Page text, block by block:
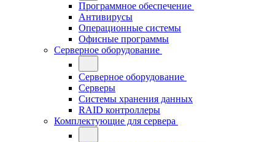
Программное обеспечение
Антивирусы
Операционные системы
Офисные программы
Серверное оборудование
Серверное оборудование
Серверы
Системы хранения данных
RAID контроллеры
Комплектующие для сервера